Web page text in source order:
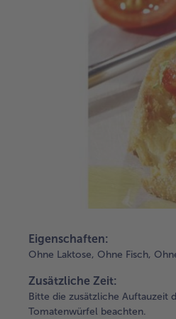
Eigenschaften:
Ohne Laktose, Ohne Fisch,
Zusätzliche Zeit:
Bitte die zusätzliche Auftauzeit
Tomatenwürfel beachten.